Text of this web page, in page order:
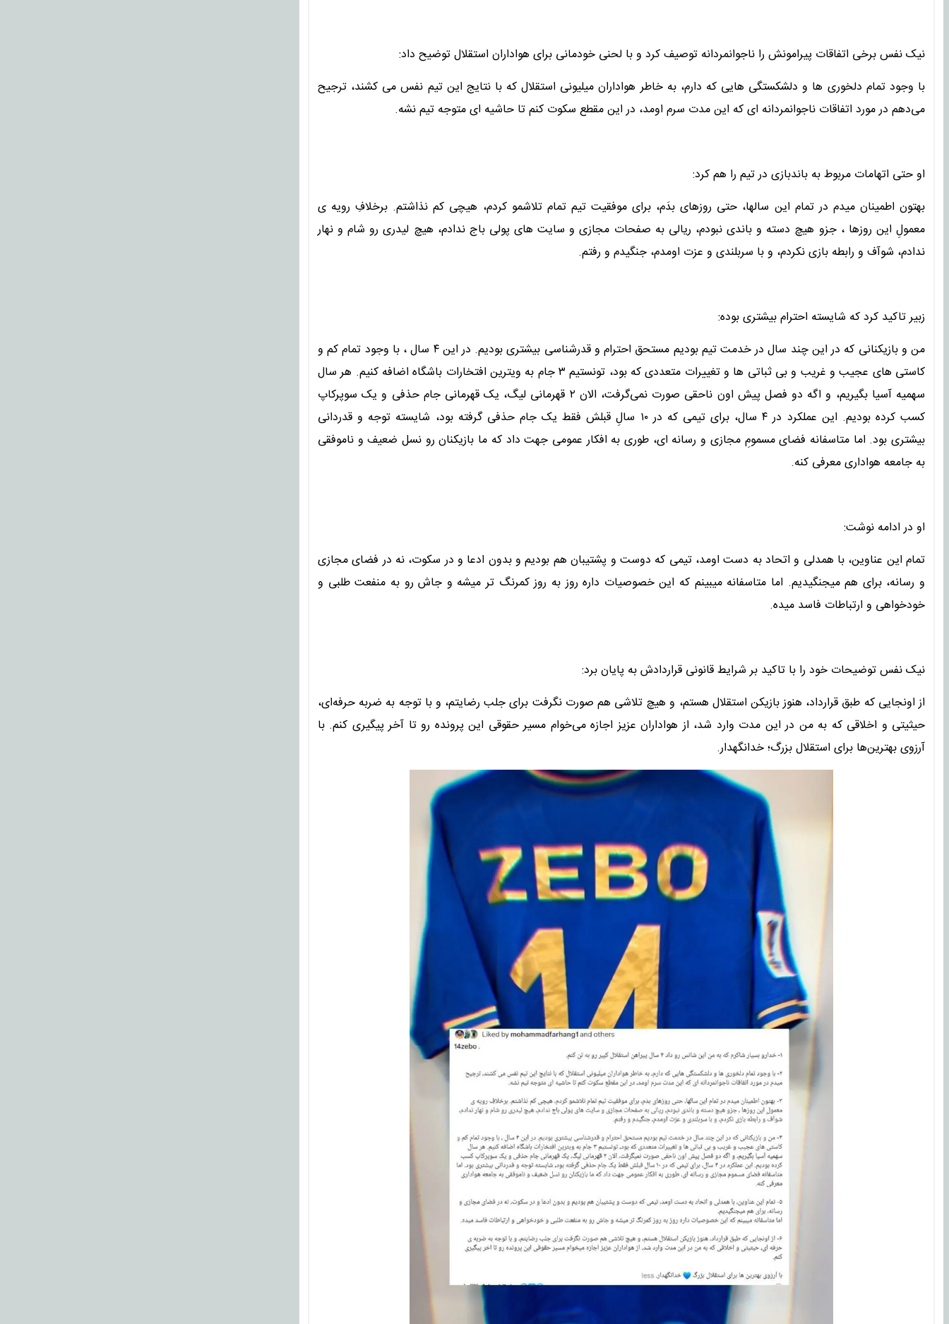
نیک نفس برخی اتفاقات پیرامونش را ناجوانمردانه توصیف کرد و با لحنی خودمانی برای هواداران استقلال توضیح داد:
با وجود تمام دلخوری ها و دلشکستگی هایی که دارم، به خاطر هواداران میلیونی استقلال که با نتایج این تیم نفس می کشند، ترجیح
می‌دهم در مورد اتفاقات ناجوانمردانه ای که این مدت سرم اومد، در این مقطع سکوت کنم تا حاشیه ای متوجه تیم نشه.
او حتی اتهامات مربوط به باندبازی در تیم را هم کرد:
بهتون اطمینان میدم در تمام این سالها، حتی روزهای بدَم، برای موفقیت تیم تمام تلاشمو کردم، هیچی کم نذاشتم. برخلافِ رویه ی
معمولِ این روزها ، جزو هیچ دسته و باندی نبودم، ریالی به صفحات مجازی و سایت های پولی باج ندادم، هیچ لیدری رو شام و نهار
ندادم، شوآف و رابطه بازی نکردم، و با سربلندی و عزت اومدم، جنگیدم و رفتم.
زبیر تاکید کرد که شایسته احترام بیشتری بوده:
من و بازیکنانی که در این چند سال در خدمت تیم بودیم مستحق احترام و قدرشناسی بیشتری بودیم. در این ۴ سال ، با وجود تمام کم و
کاستی های عجیب و غریب و بی ثباتی ها و تغییرات متعددی که بود، تونستیم ۳ جام به ویترین افتخارات باشگاه اضافه کنیم. هر سال
سهمیه آسیا بگیریم، و اگه دو فصل پیش اون ناحقی صورت نمی‌گرفت، الان ۲ قهرمانی لیگ، یک قهرمانی جام حذفی و یک سوپرکاپ
کسب کرده بودیم. این عملکرد در ۴ سال، برای تیمی که در ۱۰ سالِ قبلش فقط یک جام حذفی گرفته بود، شایسته توجه و قدردانی
بیشتری بود. اما متاسفانه فضای مسمومِ مجازی و رسانه ای، طوری به افکار عمومی جهت داد که ما بازیکنان رو نسل ضعیف و ناموفقی
به جامعه هواداری معرفی کنه.
او در ادامه نوشت:
تمام این عناوین، با همدلی و اتحاد به دست اومد، تیمی که دوست و پشتیبان هم بودیم و بدون ادعا و در سکوت، نه در فضای مجازی
و رسانه، برای هم میجنگیدیم. اما متاسفانه میبینم که این خصوصیات داره روز به روز کمرنگ تر میشه و جاش رو به منفعت طلبی و
خودخواهی و ارتباطات فاسد میده.
نیک نفس توضیحات خود را با تاکید بر شرایط قانونی قراردادش به پایان برد:
از اونجایی که طبق قرارداد، هنوز بازیکن استقلال هستم، و هیچ تلاشی هم صورت نگرفت برای جلب رضایتم، و با توجه به ضربه حرفه‌ای،
حیثیتی و اخلاقی که به من در این مدت وارد شد، از هواداران عزیز اجازه می‌خوام مسیر حقوقی این پرونده رو تا آخر پیگیری کنم. با
آرزوی بهترین‌ها برای استقلال بزرگ؛ خدانگهدار.